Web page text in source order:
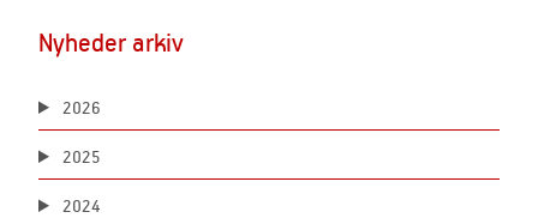
Nyheder arkiv
2026
2025
2024